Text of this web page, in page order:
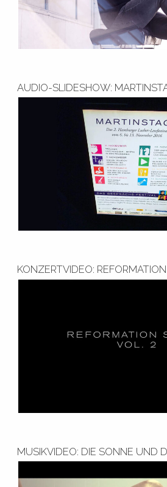
AUDIO-SLIDESHOW:
KONZERTVIDEO:
MUSIKVIDEO: DIE SONNE UND